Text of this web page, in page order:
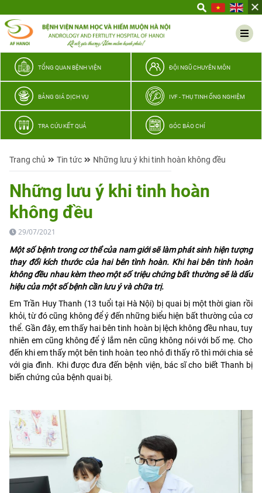
thương
Quân
TỔNG QUAN BỆNH VIỆN ĐỘI NGŨ CHUYÊN MÔN
BẢNG GIÁ DỊCH VỤ IVF - THỤ TINH ỐNG NGHIỆM
TRA CỨU KẾT QUẢ GÓC BÁO CHÍ
Trang chủ Tin tức Những lưu ý khi tinh hoàn không đều
Những lưu ý khi tinh hoàn
không đều
29/07/2021
Một số bệnh trong cơ thể của nam giới sẽ làm phát sinh hiện tượng
thay đổi kích thước của hai bên tình hoàn. Khi hai bên tinh hoàn
không đều nhau kèm theo một số triệu chứng bất thường sẽ là dấu
hiệu của một số bệnh cần lưu ý và chữa trị.
Em Trần Huy Thanh (13 tuổi tại Hà Nội) bị quai bị một thời gian rồi
khỏi, từ đó cũng không để ý đến những biểu hiện bất thường của cơ
thể. Gần đây, em thấy hai bên tinh hoàn bị lệch không đều nhau, tuy
nhiên em cũng không để ý lắm nên cũng không nói với bố mẹ. Cho
đến khi em thấy một bên tinh hoàn teo nhỏ đi thấy rõ thì mới chia sẻ
với gia đình. Khi được đưa đến bệnh viện, bác sĩ cho biết Thanh bị
biến chứng của bệnh quai bị.